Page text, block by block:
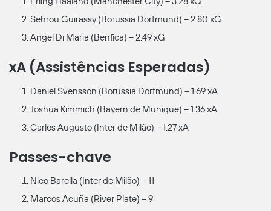
Sehrou Guirassy (Borussia Dortmund) – 2.80 xG
Angel Di Maria (Benfica) – 2.49 xG
xA (Assistências Esperadas)
Daniel Svensson (Borussia Dortmund) – 1.69 xA
Joshua Kimmich (Bayern de Munique) – 1.36 xA
Carlos Augusto (Inter de Milão) – 1.27 xA
Passes-chave
Nico Barella (Inter de Milão) – 11
Marcos Acuña (River Plate) – 9